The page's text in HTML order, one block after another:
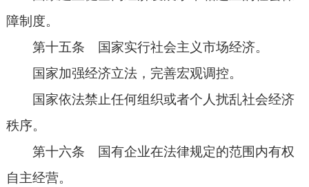
障制度。
第十五条 国家实行社会主义市场经济。
国家加强经济立法，完善宏观调控。
国家依法禁止任何组织或者个人扰乱社会经济
秩序。
第十六条 国有企业在法律规定的范围内有权
自主经营。